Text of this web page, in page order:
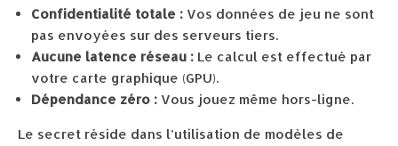
Confidentialité totale : Vos données de jeu ne sont
pas envoyées sur des serveurs tiers.
Aucune latence réseau : Le calcul est effectué par
votre carte graphique (GPU).
Dépendance zéro : Vous jouez même hors-ligne.
Le secret réside dans l’utilisation de modèles de